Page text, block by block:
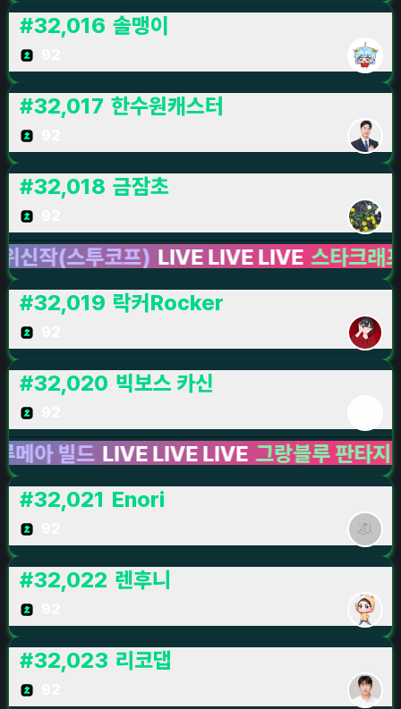
#32,016 솔맹이
#32,017 한수원캐스터
#32,018 금잠초
(스투코프) LIVE LIVE LIVE 스타크래프트 II
#32,019 락커Rocker
#32,020 빅보스 카신
드 LIVE LIVE LIVE 그랑블루 판타지: 리링
#32,021 Enori
#32,022 렌후니
#32,023 리코댑